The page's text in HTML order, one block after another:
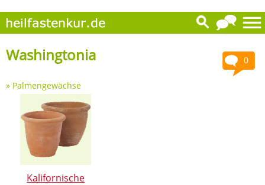
0
Washingtonia
» Palmengewächse
Kalifornische